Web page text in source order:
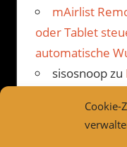
Cookie-
mAirlist
oder Tablet
automatische
sisosnoopzu
Mairlist